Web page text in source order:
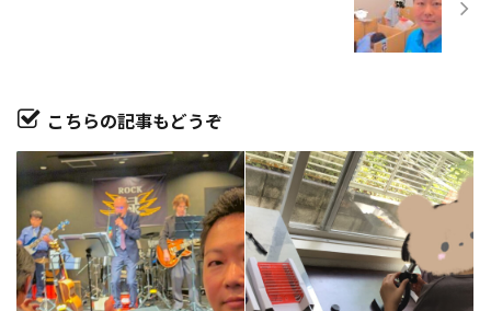
こちらの記事もどうぞ